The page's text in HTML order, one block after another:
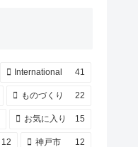
International 41
ものづくり 22
お気に入り 15
12 神戸市 12